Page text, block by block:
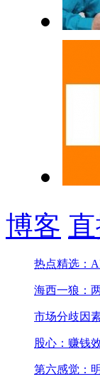
博客
热点精选：
海西一狼：
市场分歧因
股心：赚钱
第六感觉：